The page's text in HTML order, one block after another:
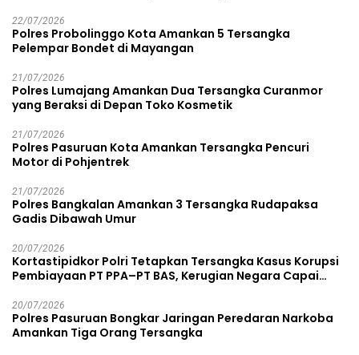
22/07/2026
Polres Probolinggo Kota Amankan 5 Tersangka
Pelempar Bondet di Mayangan
21/07/2026
Polres Lumajang Amankan Dua Tersangka Curanmor
yang Beraksi di Depan Toko Kosmetik
21/07/2026
Polres Pasuruan Kota Amankan Tersangka Pencuri
Motor di Pohjentrek
21/07/2026
Polres Bangkalan Amankan 3 Tersangka Rudapaksa
Gadis Dibawah Umur
20/07/2026
Kortastipidkor Polri Tetapkan Tersangka Kasus Korupsi
Pembiayaan PT PPA–PT BAS, Kerugian Negara Capai
20/07/2026
Polres Pasuruan Bongkar Jaringan Peredaran Narkoba
Amankan Tiga Orang Tersangka